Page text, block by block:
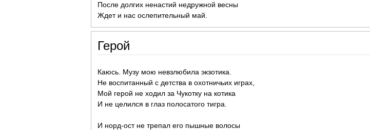
После долгих ненастий недружной весны
Ждет и нас ослепительный май.
Герой
Каюсь. Музу мою невзлюбила экзотика.
Не воспитанный с детства в охотничьих играх,
Мой герой не ходил за Чукотку на котика
И не целился в глаз полосатого тигра.
И норд-ост не трепал его пышные волосы